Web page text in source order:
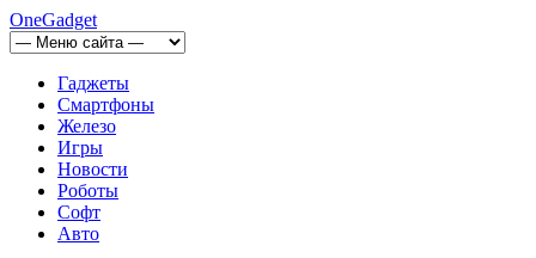
OneGadget
Гаджеты
Смартфоны
Железо
Игры
Новости
Роботы
Софт
Авто